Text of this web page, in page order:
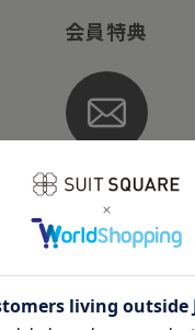
会員特典
メルマガ配信
もさまざまなキャンペーンを予
新規会員登録